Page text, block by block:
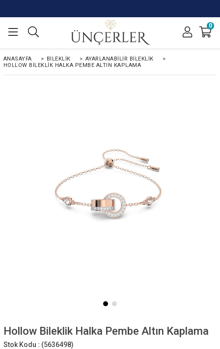
0
ANASAYFA > BILEKLIK > AYARLANABILIR BILEKLIK
>
HOLLOW BILEKLIK HALKA PEMBE ALTIN KAPLAMA
Hollow Bileklik Halka Pembe Altın Kaplama
Stok Kodu : (5636498)